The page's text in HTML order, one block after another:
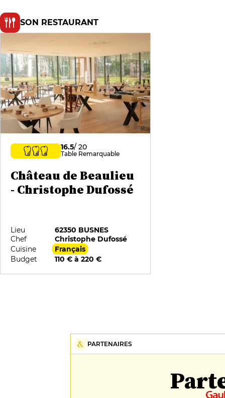
SON RESTAURANT
16.5/ 20
Table Remarquable
Château de Beaulieu
- Christophe Dufossé
Lieu
62350 BUSNES
Chef
Christophe Dufossé
Cuisine
Français
Budget
110 € à 220 €
PARTENAIRES